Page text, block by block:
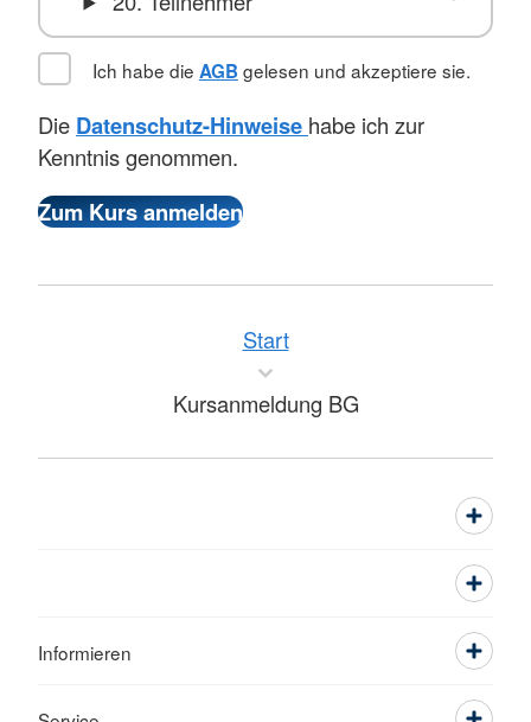
Ich habe die AGBgelesen und akzeptiere sie.
Die Datenschutz-Hinweise habe ich zur
Kenntnis genommen.
Start
Kursanmeldung BG
Informieren